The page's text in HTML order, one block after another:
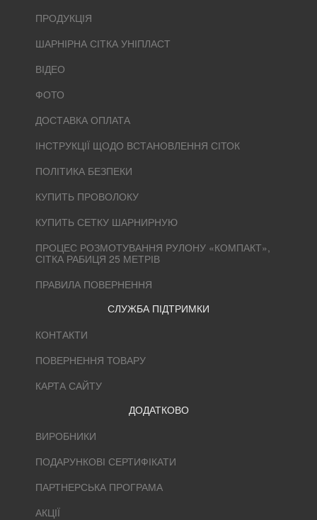
ПРОДУКЦІЯ
ШАРНІРНА СІТКА УНІПЛАСТ
ВІДЕО
ФОТО
ДОСТАВКА ОПЛАТА
ІНСТРУКЦІЇ ЩОДО ВСТАНОВЛЕННЯ СІТОК
ПОЛІТИКА БЕЗПЕКИ
КУПИТЬ ПРОВОЛОКУ
КУПИТЬ СЕТКУ ШАРНИРНУЮ
ПРОЦЕС РОЗМОТУВАННЯ РУЛОНУ «КОМПАКТ»,
СІТКА РАБИЦЯ 25 МЕТРІВ
ПРАВИЛА ПОВЕРНЕННЯ
СЛУЖБА ПІДТРИМКИ
КОНТАКТИ
ПОВЕРНЕННЯ ТОВАРУ
КАРТА САЙТУ
ДОДАТКОВО
ВИРОБНИКИ
ПОДАРУНКОВІ СЕРТИФІКАТИ
ПАРТНЕРСЬКА ПРОГРАМА
АКЦІЇ